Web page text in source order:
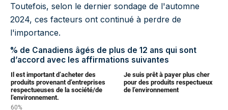
Toutefois, selon le dernier sondage de l'automne
2024, ces facteurs ont continué à perdre de
l'importance.
% de Canadiens âgés de plus de 12 ans qui sont
d’accord avec les affirmations suivantes